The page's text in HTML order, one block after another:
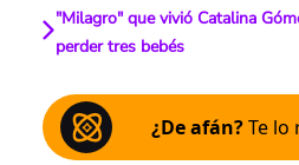
"Milagro" que vivió Catalina
perder tres bebés
¿De afán?Te lo